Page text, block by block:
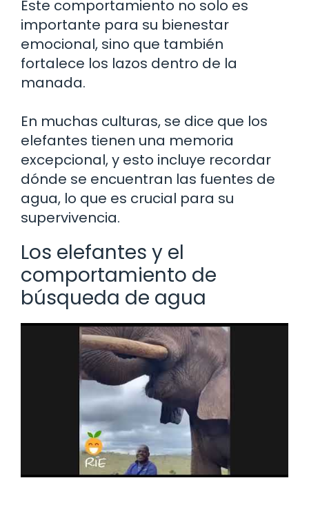
Este comportamiento no solo es
importante para su bienestar
emocional, sino que también
fortalece los lazos dentro de la
manada.
En muchas culturas, se dice que los
elefantes tienen una memoria
excepcional, y esto incluye recordar
dónde se encuentran las fuentes de
agua, lo que es crucial para su
supervivencia.
Los elefantes y el
comportamiento de
búsqueda de agua